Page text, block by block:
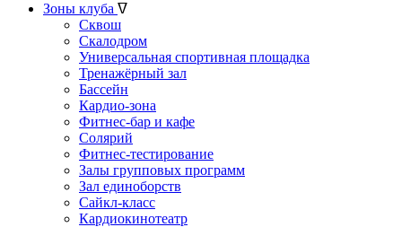
Зоны клуба ᐁ
Сквош
Скалодром
Универсальная спортивная площадка
Тренажёрный зал
Бассейн
Кардио-зона
Фитнес-бар и кафе
Солярий
Фитнес-тестирование
Залы групповых программ
Зал единоборств
Сайкл-класс
Кардиокинотеатр